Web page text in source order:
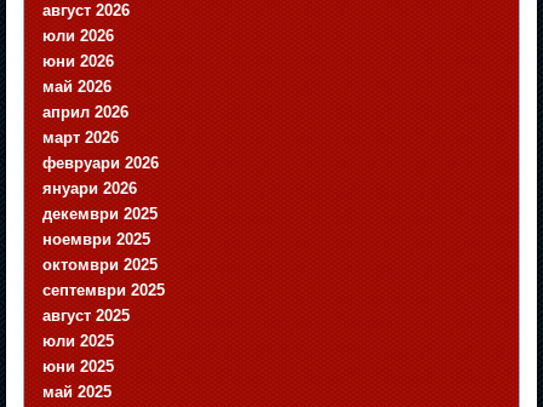
август 2026
юли 2026
юни 2026
май 2026
април 2026
март 2026
февруари 2026
януари 2026
декември 2025
ноември 2025
октомври 2025
септември 2025
август 2025
юли 2025
юни 2025
май 2025